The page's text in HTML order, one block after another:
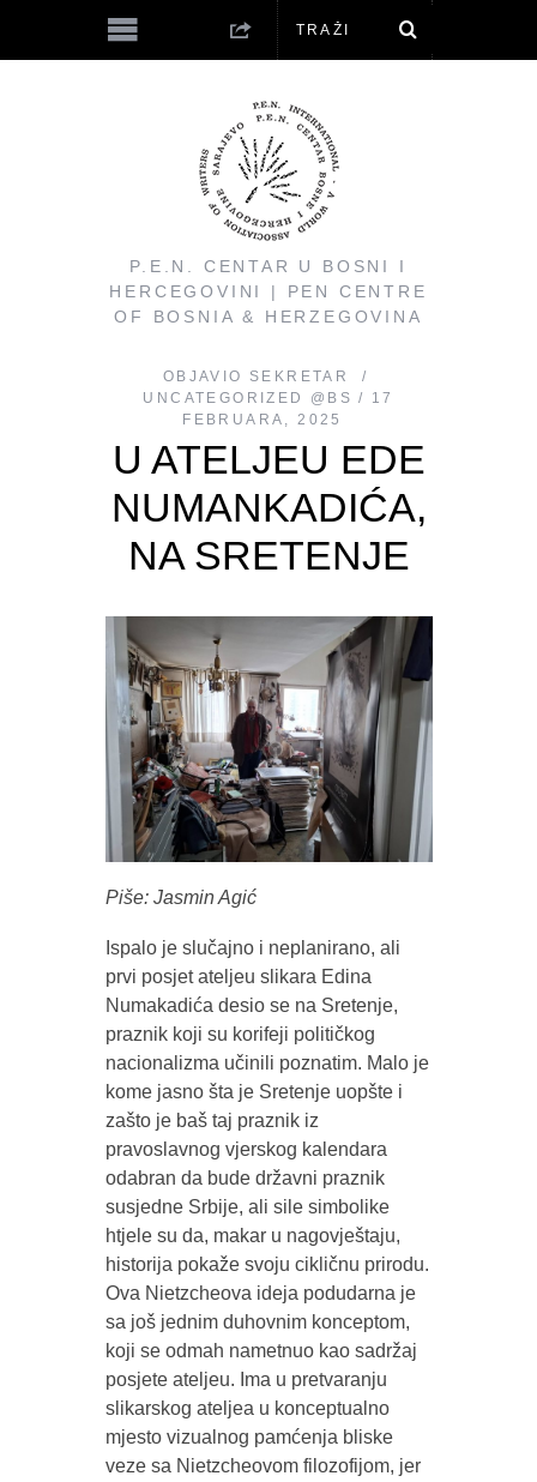
P.E.N. CENTAR U BOSNI I
HERCEGOVINI | PEN CENTRE
OF BOSNIA & HERZEGOVINA
OBJAVIO
SEKRETAR
UNCATEGORIZED @BS
17
FEBRUARA, 2025
U ATELJEU EDE
NUMANKADIĆA,
NA SRETENJE
Piše: Jasmin Agić
Ispalo je slučajno i neplanirano, ali
prvi posjet ateljeu slikara Edina
Numakadića desio se na Sretenje,
praznik koji su korifeji političkog
nacionalizma učinili poznatim. Malo je
kome jasno šta je Sretenje uopšte i
zašto je baš taj praznik iz
pravoslavnog vjerskog kalendara
odabran da bude državni praznik
susjedne Srbije, ali sile simbolike
htjele su da, makar u nagovještaju,
historija pokaže svoju cikličnu prirodu.
Ova Nietzcheova ideja podudarna je
sa još jednim duhovnim konceptom,
koji se odmah nametnuo kao sadržaj
posjete ateljeu. Ima u pretvaranju
slikarskog ateljea u konceptualno
mjesto vizualnog pamćenja bliske
veze sa Nietzcheovom filozofijom, jer